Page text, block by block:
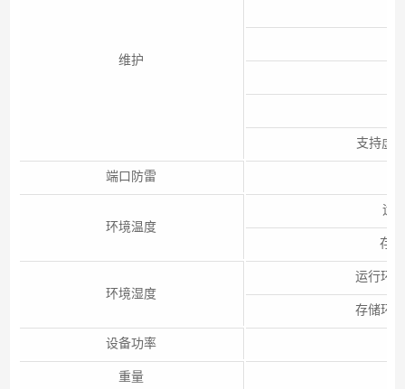
维护
支持虚
端口防雷
环境温度
运
存
环境湿度
运行环
存储环
设备功率
重量